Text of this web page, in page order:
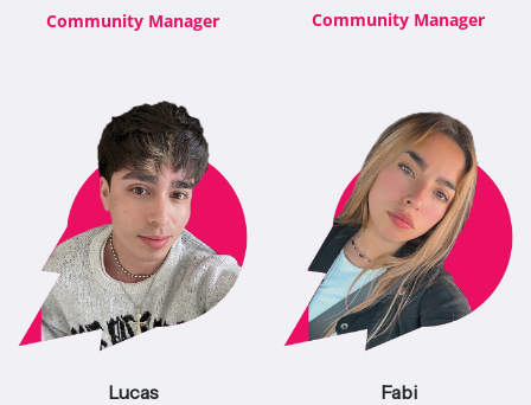
Community Manager Community Manager
Lucas Fabi